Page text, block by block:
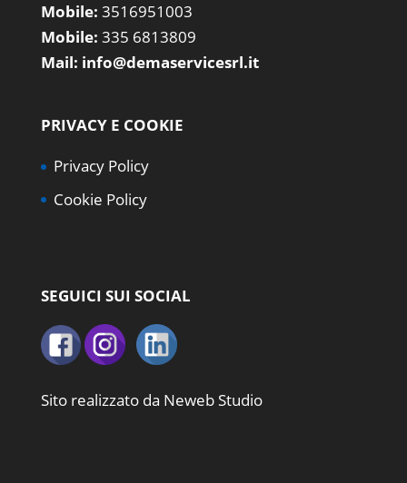
Mobile: 3516951003
Mobile: 335 6813809
Mail: info@demaservicesrl.it
PRIVACY E COOKIE
Privacy Policy
Cookie Policy
SEGUICI SUI SOCIAL
Sito realizzato da Neweb Studio